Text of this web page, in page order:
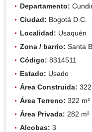
Departamento:
Ciudad: Bogotá D.C.
Localidad: Usaquén
Zona / barrio: Santa
Código: 8314511
Estado: Usado
Área Construida:
Área Terreno: 322 m²
Área Privada: 282 m²
Alcobas: 3